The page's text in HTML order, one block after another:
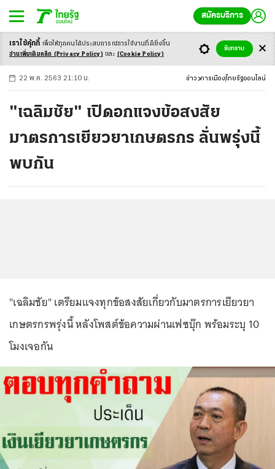
สมัครบริการ
-ก ก ก+
22 พ.ค. 2563 21:10 น. ข่าว การเมือง ไทยรัฐออนไลน์
"เฉลิมชัย" เปิดอกแจงข้อสงสัย
มาตรการเยียวยาเกษตรกร ลั่นพรุ่งนี้
พบกัน
"เฉลิมชัย" เตรียมแจงทุกข้อสงสัยเกี่ยวกับมาตรการเยียวยา
เกษตรกรพรุ่งนี้ หลังโพสต์ข้อความผ่านเฟซบุ๊ก พร้อมระบุ 10
โมงเจอกัน
เราใช้คุ้กกี้ เพื่อให้ทุกคนได้ประสบการณ์การใช้งานที่ดียิ่งขึ้น
อ่านเพิ่มเติมคลิก (Privacy Policy) และ (Cookie Policy)
รับทราบ